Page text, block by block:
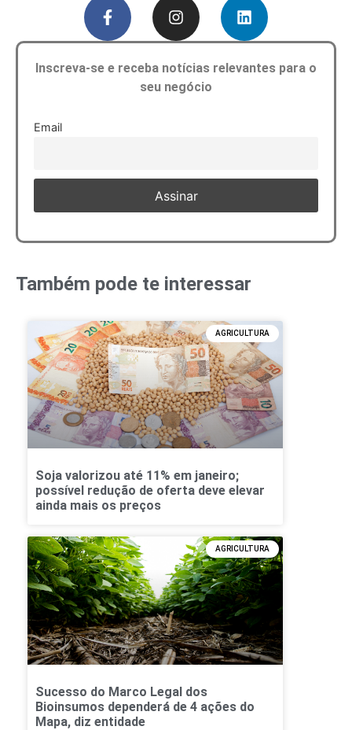
Inscreva-se e receba notícias relevantes para o
seu negócio
Email
Também pode te interessar
AGRICULTURA
Soja valorizou até 11% em janeiro;
possível redução de oferta deve elevar
ainda mais os preços
AGRICULTURA
Sucesso do Marco Legal dos
Bioinsumos dependerá de 4 ações do
Mapa, diz entidade